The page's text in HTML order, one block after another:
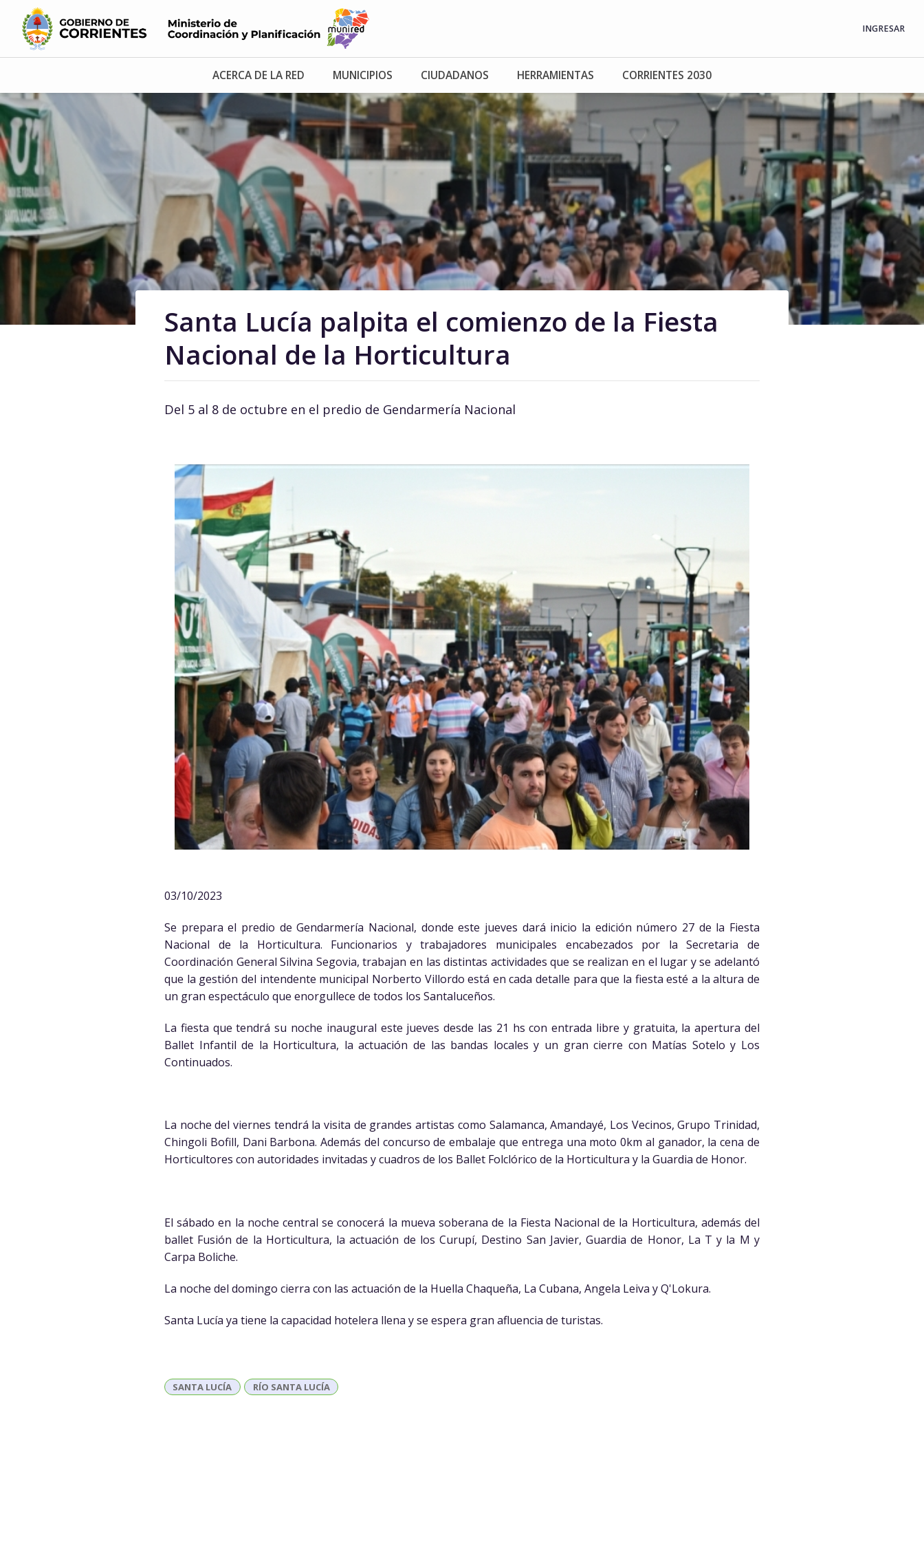
INGRESAR
ACERCA DE LA RED MUNICIPIOS CIUDADANOS HERRAMIENTAS CORRIENTES 2030
Santa Lucía palpita el comienzo de la Fiesta
Nacional de la Horticultura
Del 5 al 8 de octubre en el predio de Gendarmería Nacional
03/10/2023
Se prepara el predio de Gendarmería Nacional, donde este jueves dará inicio la edición número 27 de la Fiesta
Nacional de la Horticultura. Funcionarios y trabajadores municipales encabezados por la Secretaria de
Coordinación General Silvina Segovia, trabajan en las distintas actividades que se realizan en el lugar y se adelantó
que la gestión del intendente municipal Norberto Villordo está en cada detalle para que la fiesta esté a la altura de
un gran espectáculo que enorgullece de todos los Santaluceños.
La fiesta que tendrá su noche inaugural este jueves desde las 21 hs con entrada libre y gratuita, la apertura del
Ballet Infantil de la Horticultura, la actuación de las bandas locales y un gran cierre con Matías Sotelo y Los
Continuados.
La noche del viernes tendrá la visita de grandes artistas como Salamanca, Amandayé, Los Vecinos, Grupo Trinidad,
Chingoli Bofill, Dani Barbona. Además del concurso de embalaje que entrega una moto 0km al ganador, la cena de
Horticultores con autoridades invitadas y cuadros de los Ballet Folclórico de la Horticultura y la Guardia de Honor.
El sábado en la noche central se conocerá la mueva soberana de la Fiesta Nacional de la Horticultura, además del
ballet Fusión de la Horticultura, la actuación de los Curupí, Destino San Javier, Guardia de Honor, La T y la M y
Carpa Boliche.
La noche del domingo cierra con las actuación de la Huella Chaqueña, La Cubana, Angela Leiva y Q'Lokura.
Santa Lucía ya tiene la capacidad hotelera llena y se espera gran afluencia de turistas.
SANTA LUCÍA RÍO SANTA LUCÍA